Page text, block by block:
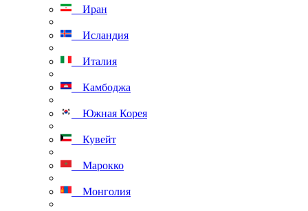
Иран
Исландия
Италия
Камбоджа
Южная Корея
Кувейт
Марокко
Монголия